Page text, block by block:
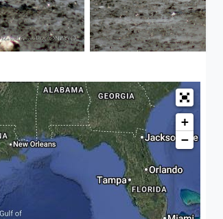
+
−